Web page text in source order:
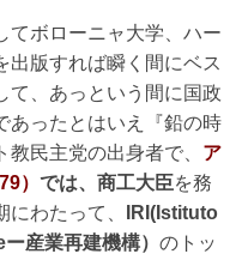
てボローニャ大学、ハー
出版すれば瞬く間にベス
て、あっという間に国政
あったとはいえ『鉛の時
民主党の出身者で、 ア
） では、商工大臣を務
わたって、
IRI(Istituto
産業再建機構） のトッ